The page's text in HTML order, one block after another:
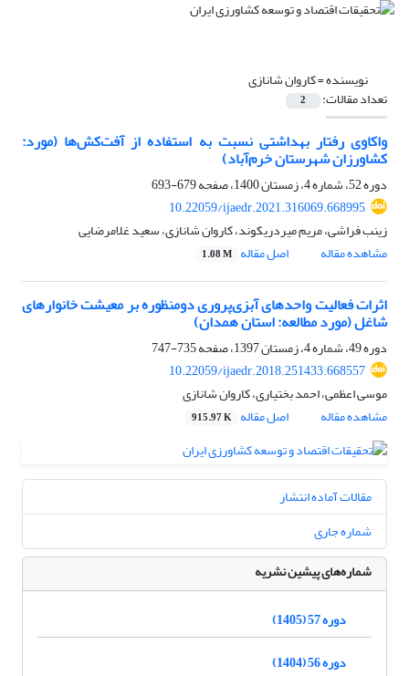
نویسنده =کاروان شانازی
تعداد مقالات: 2
واکاوی رفتار بهداشتی نسبت به استفاده از آفت‌کش‌ها (مورد:
کشاورزان شهرستان خرم‌آباد)
دوره 52، شماره 4، زمستان 1400، صفحه
679-693
10.22059/ijaedr.2021.316069.668995
زینب فراشی، مریم میردریکوند، کاروان شانازی، سعید غلامرضایی
مشاهده مقاله
اصل مقاله 1.08 M
اثرات فعالیت واحدهای آبزی‌پروری دومنظوره بر معیشت خانوارهای
شاغل (مورد مطالعه: استان همدان)
دوره 49، شماره 4، زمستان 1397، صفحه
735-747
10.22059/ijaedr.2018.251433.668557
موسی اعظمی، احمد بختیاری، کاروان شانازی
مشاهده مقاله
اصل مقاله 915.97 K
مقالات آماده انتشار
شماره جاری
شماره‌های پیشین نشریه
دوره 57 (1405)
دوره 56 (1404)